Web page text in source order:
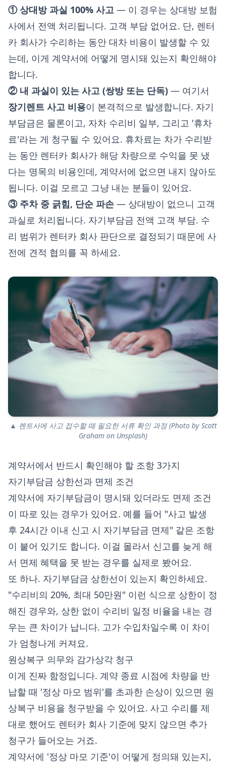
① 상대방 과실 100% 사고 — 이 경우는 상대방 보험
사에서 전액 처리됩니다. 고객 부담 없어요. 단, 렌터
카 회사가 수리하는 동안 대차 비용이 발생할 수 있
는데, 이게 계약서에 어떻게 명시돼 있는지 확인해야
합니다.
② 내 과실이 있는 사고 (쌍방 또는 단독) — 여기서
장기렌트 사고 비용이 본격적으로 발생합니다. 자기
부담금은 물론이고, 자차 수리비 일부, 그리고 '휴차
료'라는 게 청구될 수 있어요. 휴차료는 차가 수리받
는 동안 렌터카 회사가 해당 차량으로 수익을 못 냈
다는 명목의 비용인데, 계약서에 없으면 내지 않아도
됩니다. 이걸 모르고 그냥 내는 분들이 있어요.
③ 주차 중 긁힘, 단순 파손 — 상대방이 없으니 고객
과실로 처리됩니다. 자기부담금 전액 고객 부담. 수
리 범위가 렌터카 회사 판단으로 결정되기 때문에 사
전에 견적 협의를 꼭 하세요.
▲ 렌트사에 사고 접수할 때 필요한 서류 확인 과정 (Photo by Scott
Graham on Unsplash)
계약서에서 반드시 확인해야 할 조항 3가지
자기부담금 상한선과 면제 조건
계약서에 자기부담금이 명시돼 있더라도 면제 조건
이 따로 있는 경우가 있어요. 예를 들어 "사고 발생
후 24시간 이내 신고 시 자기부담금 면제" 같은 조항
이 붙어 있기도 합니다. 이걸 몰라서 신고를 늦게 해
서 면제 혜택을 못 받는 경우를 실제로 봤어요.
또 하나. 자기부담금 상한선이 있는지 확인하세요.
"수리비의 20%, 최대 50만원" 이런 식으로 상한이 정
해진 경우와, 상한 없이 수리비 일정 비율을 내는 경
우는 큰 차이가 납니다. 고가 수입차일수록 이 차이
가 엄청나게 커져요.
원상복구 의무와 감가상각 청구
이게 진짜 함정입니다. 계약 종료 시점에 차량을 반
납할 때 '정상 마모 범위'를 초과한 손상이 있으면 원
상복구 비용을 청구받을 수 있어요. 사고 수리를 제
대로 했어도 렌터카 회사 기준에 맞지 않으면 추가
청구가 들어오는 거죠.
계약서에 '정상 마모 기준'이 어떻게 정의돼 있는지,